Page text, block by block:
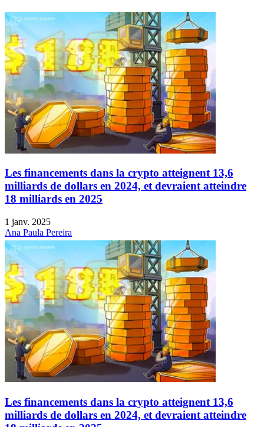
Les financements dans la crypto atteignent 13,6
milliards de dollars en 2024, et devraient atteindre
18 milliards en 2025
1 janv. 2025
Ana Paula Pereira
Les financements dans la crypto atteignent 13,6
milliards de dollars en 2024, et devraient atteindre